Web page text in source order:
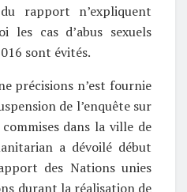
rapport n’expliquent
les cas d’abus sexuels
sont évités.
précisions n’est fournie
de l’enquête sur
dans la ville de
a dévoilé début
des Nations unies
durant la réalisation de